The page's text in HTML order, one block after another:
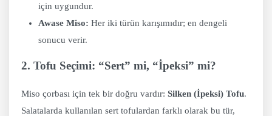
için uygundur.
Awase Miso: Her iki türün karışımıdır; en dengeli
sonucu verir.
2. Tofu Seçimi: “Sert” mi, “İpeksi” mi?
Miso çorbası için tek bir doğru vardır: Silken (İpeksi) Tofu.
Salatalarda kullanılan sert tofulardan farklı olarak bu tür,